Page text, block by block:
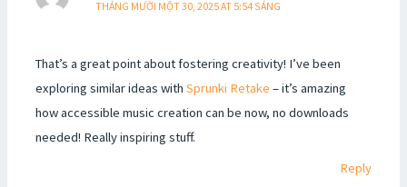
THÁNG MƯỜI MỘT 30, 2025 AT 5:54 SÁNG
That’s a great point about fostering creativity! I’ve been
exploring similar ideas withSprunki Retake – it’s amazing
how accessible music creation can be now, no downloads
needed! Really inspiring stuff.
Reply